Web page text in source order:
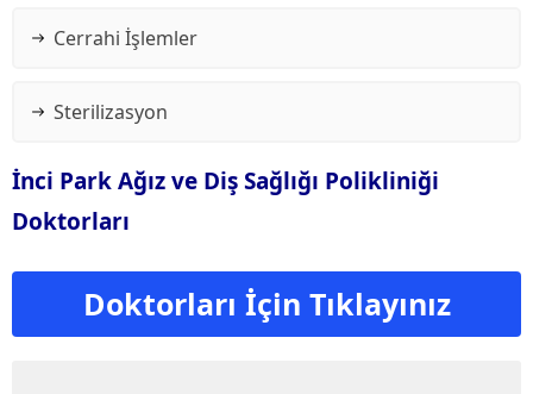
Cerrahi İşlemler
Sterilizasyon
İnci Park Ağız ve Diş Sağlığı Polikliniği
Doktorları
Doktorları İçin Tıklayınız